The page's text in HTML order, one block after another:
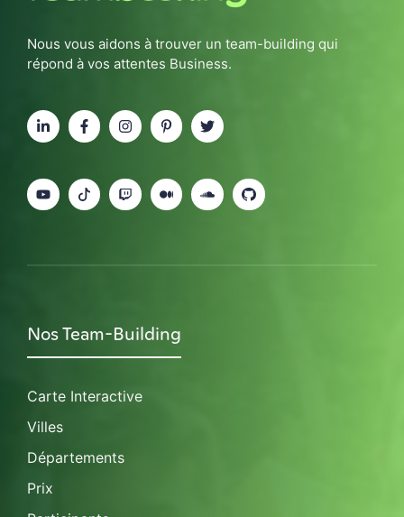
Nous vous aidons à trouver un team-building qui
répond à vos attentes Business.
Nos Team-Building
Carte Interactive
Villes
Départements
Prix